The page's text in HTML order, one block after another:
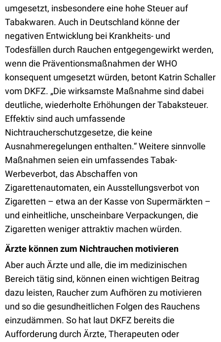
umgesetzt, insbesondere eine hohe Steuer auf
Tabakwaren. Auch in Deutschland könne der
negativen Entwicklung bei Krankheits- und
Todesfällen durch Rauchen entgegengewirkt werden,
wenn die Präventionsmaßnahmen der WHO
konsequent umgesetzt würden, betont Katrin Schaller
vom DKFZ. „Die wirksamste Maßnahme sind dabei
deutliche, wiederholte Erhöhungen der Tabaksteuer.
Effektiv sind auch umfassende
Nichtraucherschutzgesetze, die keine
Ausnahmeregelungen enthalten.“ Weitere sinnvolle
Maßnahmen seien ein umfassendes Tabak-
Werbeverbot, das Abschaffen von
Zigarettenautomaten, ein Ausstellungsverbot von
Zigaretten – etwa an der Kasse von Supermärkten –
und einheitliche, unscheinbare Verpackungen, die
Zigaretten weniger attraktiv machen würden.
Ärzte können zum Nichtrauchen motivieren
Aber auch Ärzte und alle, die im medizinischen
Bereich tätig sind, können einen wichtigen Beitrag
dazu leisten, Raucher zum Aufhören zu motivieren
und so die gesundheitlichen Folgen des Rauchens
einzudämmen. So hat laut DKFZ bereits die
Aufforderung durch Ärzte, Therapeuten oder